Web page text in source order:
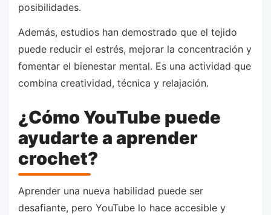
posibilidades.
Además, estudios han demostrado que el tejido
puede reducir el estrés, mejorar la concentración y
fomentar el bienestar mental. Es una actividad que
combina creatividad, técnica y relajación.
¿Cómo YouTube puede
ayudarte a aprender
crochet?
Aprender una nueva habilidad puede ser
desafiante, pero YouTube lo hace accesible y